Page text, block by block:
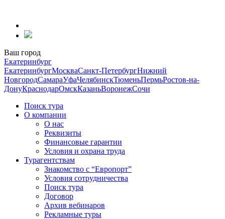
содержанию
Ваш город
Екатеринбург
ЕкатеринбургМоскваСанкт-ПетербургНижний
НовгородСамараУфаЧелябинскТюменьПермьРостов-на-
ДонуКраснодарОмскКазаньВоронежСочи
Поиск тура
О компании
О нас
Реквизиты
Финансовые гарантии
Условия и охрана труда
Турагентствам
Знакомство с “Европорт”
Условия сотрудничества
Поиск тура
Договор
Архив вебинаров
Рекламные туры